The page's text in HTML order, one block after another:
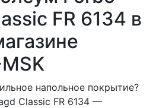
FR 6134 в
напольное покрытие?
Classic FR 6134 —